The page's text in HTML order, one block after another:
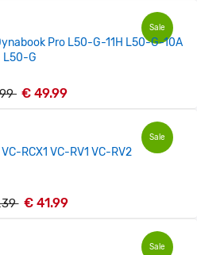
Sale
Pro L50-G-11H L50-G-10A
L50-G
€ 49.99
Sale
RCX1 VC-RV1 VC-RV2
€ 41.99
Sale